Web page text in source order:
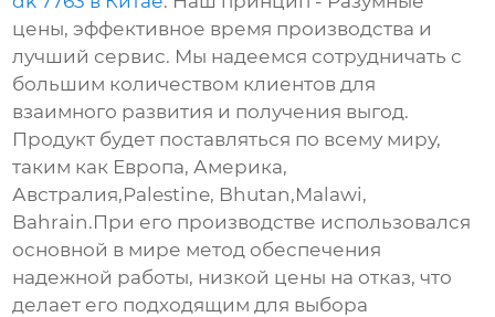
цены, эффективное время производства и
лучший сервис. Мы надеемся сотрудничать с
большим количеством клиентов для
взаимного развития и получения выгод.
Продукт будет поставляться по всему миру,
таким как Европа, Америка,
Австралия,Palestine, Bhutan,Malawi,
Bahrain.При его производстве использовался
основной в мире метод обеспечения
надежной работы, низкой цены на отказ, что
делает его подходящим для выбора